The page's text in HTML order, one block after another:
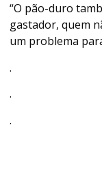
“O pão-duro
gastador, quem
um problema
.
.
.